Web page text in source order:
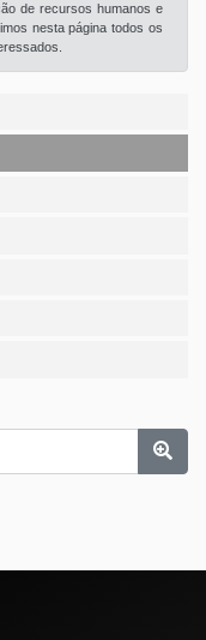
de recursos humanos e
nesta página todos os